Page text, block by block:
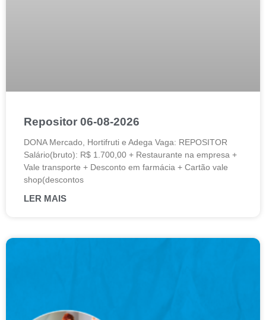
Repositor 06-08-2026
DONA Mercado, Hortifruti e Adega Vaga: REPOSITOR
Salário(bruto): R$ 1.700,00 + Restaurante na empresa +
Vale transporte + Desconto em farmácia + Cartão vale
shop(descontos
LER MAIS